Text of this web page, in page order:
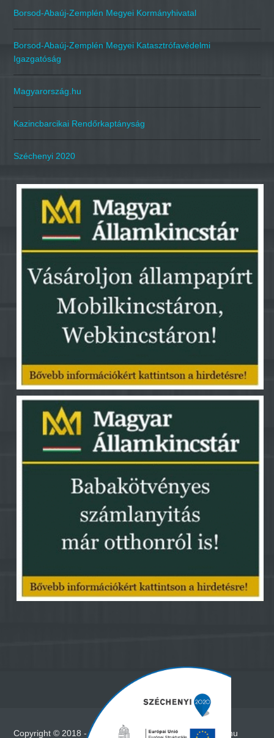
Borsod-Abaúj-Zemplén Megyei Kormányhivatal
Borsod-Abaúj-Zemplén Megyei Katasztrófavédelmi
Igazgatóság
Magyarország.hu
Kazincbarcikai Rendőrkaptányság
Széchenyi 2020
Copyright © 2018 - Minden jog fenntartva - www.vadna.hu